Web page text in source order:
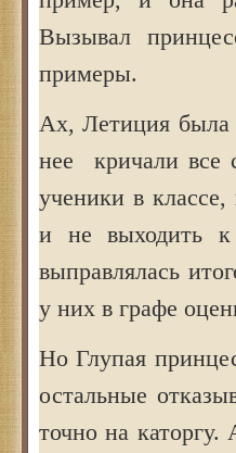
Вызывал
примеры.
Ах, Летиция была
нее кричали все
ученики в
и не выходить к
выправлялась
у них в графе
Но Глупая
остальные
точно на